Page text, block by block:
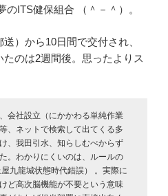
ITS健保組合 （＾－＾）。
）から10日間で交付され、
のは2週間後。思ったよりス
会社設立（にかかわる単純作業
、ネットで検索して出てくる多
、我田引水、知らしむべからず
。わかりにくいのは、ルールの
九龍城状態時代錯誤） 。実際に
ど高次脳機能が不要という意味